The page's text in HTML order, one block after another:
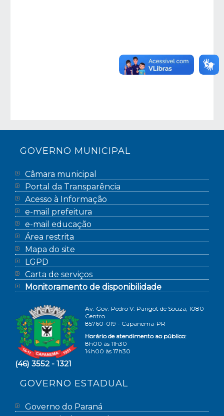
GOVERNO MUNICIPAL
Câmara municipal
Portal da Transparência
Acesso à Informação
e-mail prefeitura
e-mail educação
Área restrita
Mapa do site
LGPD
Carta de serviços
Monitoramento de disponibilidade
Av. Gov. Pedro V. Parigot de Souza, 1080
Centro
85760-019 - Capanema-PR
Horário de atendimento ao público:
8h00 às 11h30
14h00 às 17h30
(46) 3552 - 1321
GOVERNO ESTADUAL
Governo do Paraná